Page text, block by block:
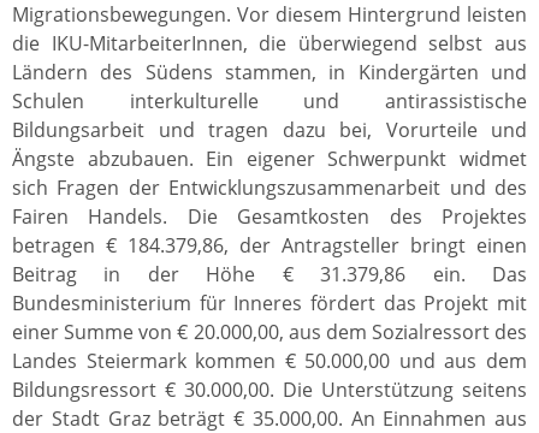
Migrationsbewegungen. Vor diesem Hintergrund leisten
die IKU-MitarbeiterInnen, die überwiegend selbst aus
Ländern des Südens stammen, in Kindergärten und
Schulen interkulturelle und antirassistische
Bildungsarbeit und tragen dazu bei, Vorurteile und
Ängste abzubauen. Ein eigener Schwerpunkt widmet
sich Fragen der Entwicklungszusammenarbeit und des
Fairen Handels. Die Gesamtkosten des Projektes
betragen € 184.379,86, der Antragsteller bringt einen
Beitrag in der Höhe € 31.379,86 ein. Das
Bundesministerium für Inneres fördert das Projekt mit
einer Summe von € 20.000,00, aus dem Sozialressort des
Landes Steiermark kommen € 50.000,00 und aus dem
Bildungsressort € 30.000,00. Die Unterstützung seitens
der Stadt Graz beträgt € 35.000,00. An Einnahmen aus